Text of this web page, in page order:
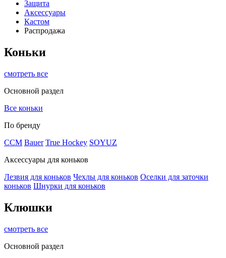
Защита
Аксессуары
Кастом
Распродажа
Коньки
смотреть все
Основной раздел
Все коньки
По бренду
ССМ Bauer True Hockey SOYUZ
Аксессуары для коньков
Лезвия для коньков Чехлы для коньков Оселки для заточки
коньков Шнурки для коньков
Клюшки
смотреть все
Основной раздел